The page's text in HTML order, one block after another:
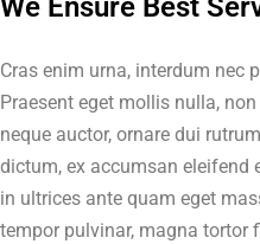
We Ensure Best
Cras enim urna, interdum nec
Praesent eget mollis nulla,
neque auctor, ornare dui
dictum, ex accumsan eleifend
in ultrices ante quam eget
tempor pulvinar, magna tortor